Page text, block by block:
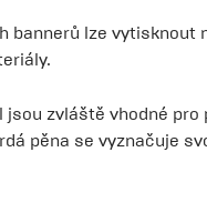
bannerů lze vytisknout
jsou zvláště vhodné pro
pěna se vyznačuje